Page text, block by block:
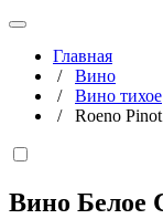
Главная
/ Вино
/ Вино тихое
/ Roeno
Вино Белое